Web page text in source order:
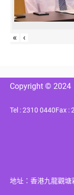
« ‹
Copyright © 2024
Tel : 2310 0440Fax :
地址：香港九龍觀塘